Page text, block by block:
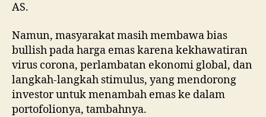
AS.
Namun, masyarakat masih membawa bias
bullish pada harga emas karena kekhawatiran
virus corona, perlambatan ekonomi global, dan
langkah-langkah stimulus, yang mendorong
investor untuk menambah emas ke dalam
portofolionya, tambahnya.